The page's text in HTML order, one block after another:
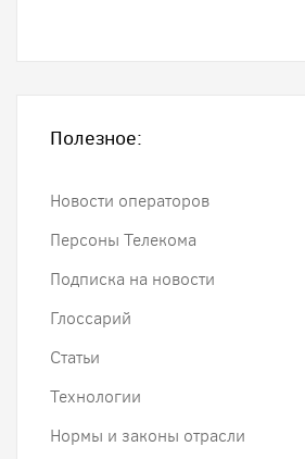
Полезное:
Новости операторов
Персоны Телекома
Подписка на новости
Глоссарий
Статьи
Технологии
Нормы и законы отрасли